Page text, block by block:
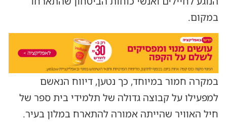
במקום.
במקרה חמור במיוחד, כך נטען, דיווח הנאשם
למפעילו על קבוצה גדולה של תלמידי בית ספר של
חיל האוויר שהייתה אמורה להתארח במלון בעיר.